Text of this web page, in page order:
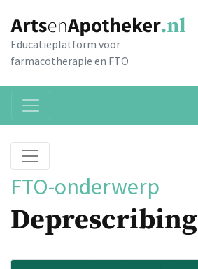
Educatieplatform voor
farmacotherapie en FTO
FTO-onderwerp
Deprescribing